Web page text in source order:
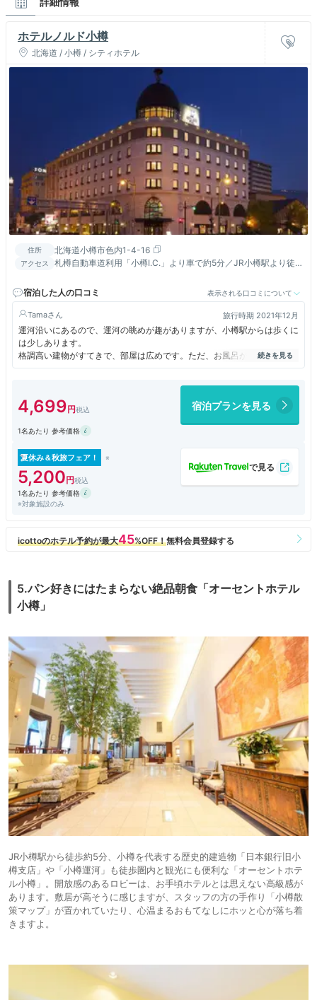
ホテルノルド小樽
北海道 / 小樽 / シティホテル
住所 北海道小樽市色内1-4-16
アクセス
札樽自動車道利用「小樽I.C.」より車で約5分／JR小樽駅より徒
宿泊した人の口コミ
表示される口コミについて
Tama 旅行時期 2021年12月
運河沿いにあるので、運河の眺めが趣がありますが、小樽駅からは歩くに
は少しあります。
格調高い建物がすてきで、部屋は広めです。ただ、お風呂が部屋風呂だけ
なのは少しさびしい。全体的に施設面の充実が欲しいところです。
4,699 宿泊プランを見る
1名あたり 参考価格
夏休み＆秋旅フェア！
5,200
1名あたり 参考価格
※対象施設のみ
5.パン好きにはたまらない絶品朝食「オーセントホテル
小樽」
JR小樽駅から徒歩約5分、小樽を代表する歴史的建造物「日本銀行旧小
樽支店」や「小樽運河」も徒歩圏内と観光にも便利な「オーセントホテ
ル小樽」。開放感のあるロビーは、お手頃ホテルとは思えない高級感が
あります。敷居が高そうに感じますが、スタッフの方の手作り「小樽散
策マップ」が置かれていたり、心温まるおもてなしにホッと心が落ち着
きますよ。